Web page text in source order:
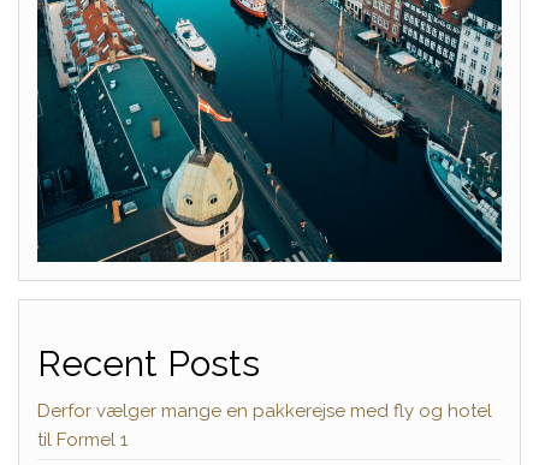
Recent Posts
Derfor vælger mange en pakkerejse med fly og hotel
til Formel 1